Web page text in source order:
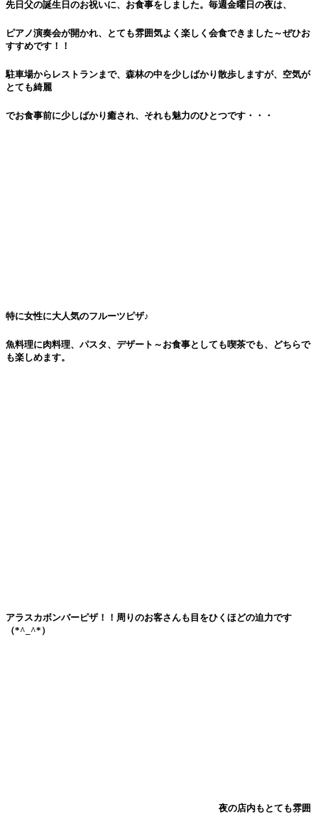
先日父の誕生日のお祝いに、お食事をしました。毎週金曜日の夜は、
ピアノ演奏会が開かれ、とても雰囲気よく楽しく会食できました～ぜひお
すすめです！！
駐車場からレストランまで、森林の中を少しばかり散歩しますが、空気が
とても綺麗
でお食事前に少しばかり癒され、それも魅力のひとつです・・・
特に女性に大人気のフルーツピザ♪
魚料理に肉料理、パスタ、デザート～お食事としても喫茶でも、どちらで
も楽しめます。
アラスカボンバーピザ！！周りのお客さんも目をひくほどの迫力です
（*^_^*）
夜の店内もとても雰囲